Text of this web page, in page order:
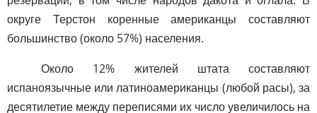
округе Терстон коренные американцы составляют
большинство (около 57%) населения.
Около 12% жителей штата составляют
испаноязычные или латиноамериканцы (любой расы), за
десятилетие между переписями их число увеличилось на